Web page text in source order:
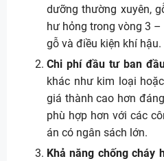
dưỡng thường xuyên,
hư hỏng trong vòng 3
gỗ và điều kiện khí hậu.
Chi phí đầu tư ban
khác như kim loại
giá thành cao hơn
phù hợp hơn với các
án có ngân sách lớn.
Khả năng chống cháy